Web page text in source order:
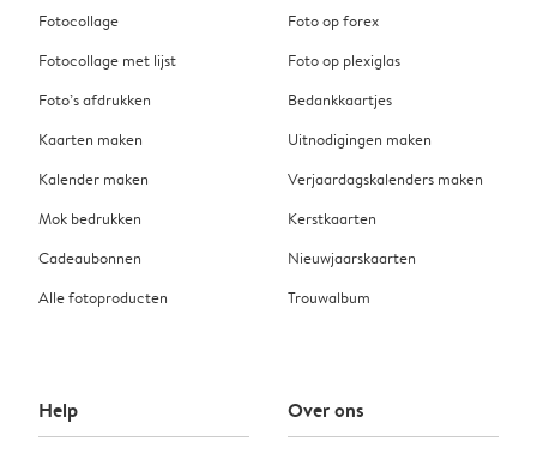
Fotocollage
Fotocollage met lijst
Foto’s afdrukken
Kaarten maken
Kalender maken
Mok bedrukken
Cadeaubonnen
Alle fotoproducten
Foto op forex
Foto op plexiglas
Bedankkaartjes
Uitnodigingen maken
Verjaardagskalenders maken
Kerstkaarten
Nieuwjaarskaarten
Trouwalbum
Help Over ons